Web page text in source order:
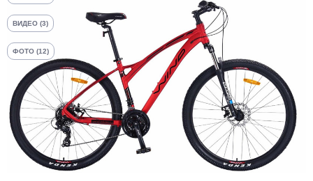
ВИДЕО (3)
ФОТО (12)
25%
Добавляйте товары
в корзину
Оплачивайте сегодня только
25% картой любого банка